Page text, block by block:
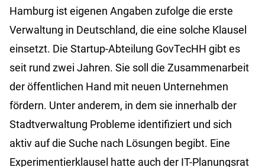
Hamburg ist eigenen Angaben zufolge die erste
Verwaltung in Deutschland, die eine solche Klausel
einsetzt. Die Startup-Abteilung GovTecHH gibt es
seit rund zwei Jahren. Sie soll die Zusammenarbeit
der öffentlichen Hand mit neuen Unternehmen
fördern. Unter anderem, in dem sie innerhalb der
Stadtverwaltung Probleme identifiziert und sich
aktiv auf die Suche nach Lösungen begibt. Eine
Experimentierklausel hatte auch der IT-Planungsrat